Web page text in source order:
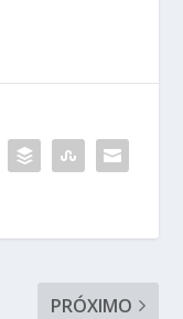
PRÓXIMO